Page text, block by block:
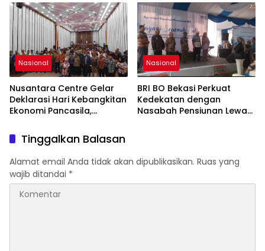
Industri Taman Rekreasi
dan Ekosistem Pariwisata
di Tanah Air
Bintan
Nasional
Nusantara Centre Gelar
Deklarasi Hari Kebangkitan
Ekonomi Pancasila,
Djojohadikusumo Anti
Penjajahan (Pergolakan
Ekonomi Politik Indonesia)
& Simposium Nasional
“Urgensi Undang-Undang
Perekonomian Nasional
dan Kesejahteraan Sosial
Nasional
BRI BO Bekasi Perkuat
Kedekatan dengan
Nasabah Pensiunan Lewat
Tinggalkan Balasan
Alamat email Anda tidak akan dipublikasikan. Ruas yang
wajib ditandai *